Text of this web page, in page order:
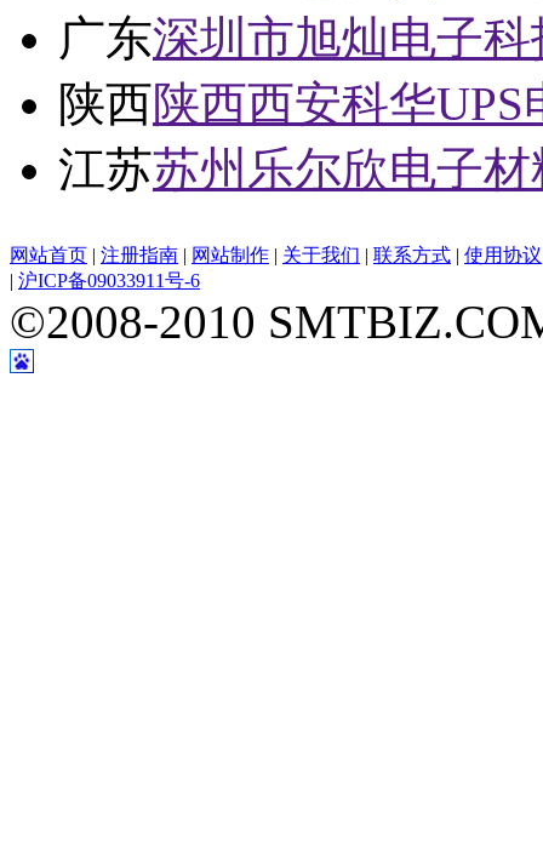
广东深圳市旭灿电子
陕西陕西西安科华
江苏苏州乐尔欣电子
网站首页 | 注册指南 | 网站制作 | 关于我们 | 联系方式 | 使用协议
| 沪ICP备09033911号-6
©2008-2010